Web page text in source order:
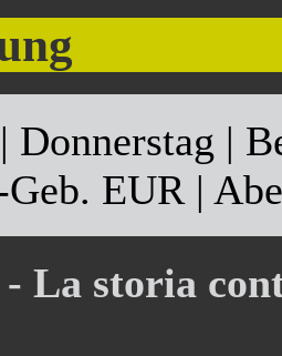
Donnerstag |
EUR |
La storia